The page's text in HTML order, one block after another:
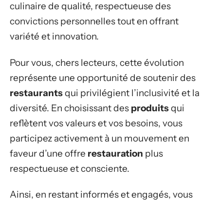
culinaire de qualité, respectueuse des
convictions personnelles tout en offrant
variété et innovation.
Pour vous, chers lecteurs, cette évolution
représente une opportunité de soutenir des
restaurantsqui privilégient l’inclusivité et la
diversité. En choisissant des produitsqui
reflètent vos valeurs et vos besoins, vous
participez activement à un mouvement en
faveur d’une offre restauration plus
respectueuse et consciente.
Ainsi, en restant informés et engagés, vous